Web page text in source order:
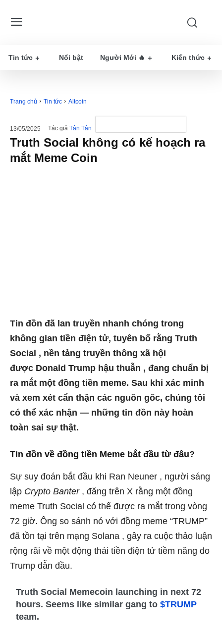
Tin tức Nổi bật Người Mới 🔥 Kiến thức
Trang chủ Tin tức Altcoin
13/05/2025 Tác giả Tân Tân
Truth Social không có kế hoạch ra
mắt Meme Coin
Tin đồn đã lan truyền nhanh chóng trong
không gian tiền điện tử, tuyên bố rằng Truth
Social , nền tảng truyền thông xã hội
được Donald Trump hậu thuẫn , đang chuẩn bị
ra mắt một đồng tiền meme. Sau khi xác minh
và xem xét cẩn thận các nguồn gốc, chúng tôi
có thể xác nhận — những tin đồn này hoàn
toàn sai sự thật.
Tin đồn về đồng tiền Meme bắt đầu từ đâu?
Sự suy đoán bắt đầu khi Ran Neuner , người sáng
lập Crypto Banter, đăng trên X rằng một đồng
meme Truth Social có thể được ra mắt trong vòng
72 giờ. Ông so sánh nó với đồng meme “TRUMP”
đã tồn tại trên mạng Solana , gây ra cuộc thảo luận
rộng rãi về một động thái tiền điện tử tiềm năng do
Trump dẫn đầu.
Truth Social Memecoin launching in next 72
hours. Seems like similar gang to$TRUMP
team.